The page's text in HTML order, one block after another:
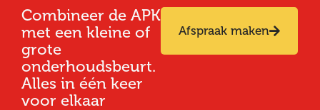
Combineer de APK
met een kleine of
grote
onderhoudsbeurt.
Alles in één keer
voor elkaar
Afspraak maken